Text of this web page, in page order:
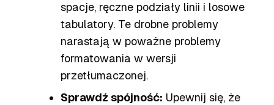
spacje, ręczne podziały linii i losowe
tabulatory. Te drobne problemy
narastają w poważne problemy
formatowania w wersji
przetłumaczonej.
Sprawdź spójność: Upewnij się, że